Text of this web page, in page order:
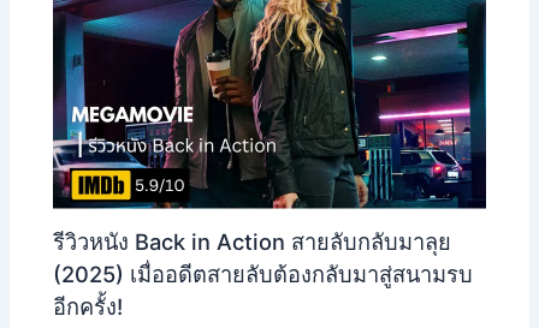
รีวิวหนัง Back in Action สายลับกลับมาลุย
(2025) เมื่ออดีตสายลับต้องกลับมาสู่สนามรบ
อีกครั้ง!